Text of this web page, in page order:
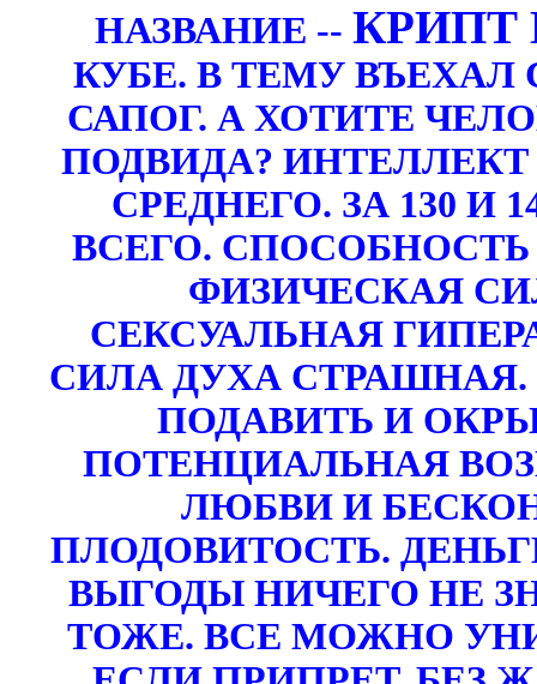
НАЗВАНИЕ -- КРИПТ
КУБЕ. В ТЕМУ
САПОГ. А ХОТИТЕ
ПОДВИДА?
СРЕДНЕГО. ЗА 130 И
ВСЕГО.
ФИЗИЧЕСКАЯ
СЕКСУАЛЬНАЯ
СИЛА ДУХА
ПОДАВИТЬ И
ПОТЕНЦИАЛЬНАЯ
ЛЮБВИ И
ПЛОДОВИТОСТЬ.
ВЫГОДЫ НИЧЕГО НЕ
ТОЖЕ. ВСЕ МОЖНО